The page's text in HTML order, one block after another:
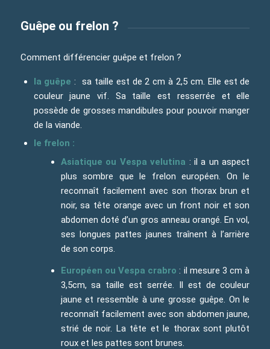
Guêpe ou frelon ?
Comment différencier guêpe et frelon ?
la guêpe : sa taille est de 2 cm à 2,5 cm. Elle est de
couleur jaune vif. Sa taille est resserrée et elle
possède de grosses mandibules pour pouvoir manger
de la viande.
le frelon :
Asiatique ou Vespa velutina : il a un aspect
plus sombre que le frelon européen. On le
reconnaît facilement avec son thorax brun et
noir, sa tête orange avec un front noir et son
abdomen doté d’un gros anneau orangé. En vol,
ses longues pattes jaunes traînent à l’arrière
de son corps.
Européen ou Vespa crabro : il mesure 3 cm à
3,5cm, sa taille est serrée. Il est de couleur
jaune et ressemble à une grosse guêpe. On le
reconnaît facilement avec son abdomen jaune,
strié de noir. La tête et le thorax sont plutôt
roux et les pattes sont brunes.